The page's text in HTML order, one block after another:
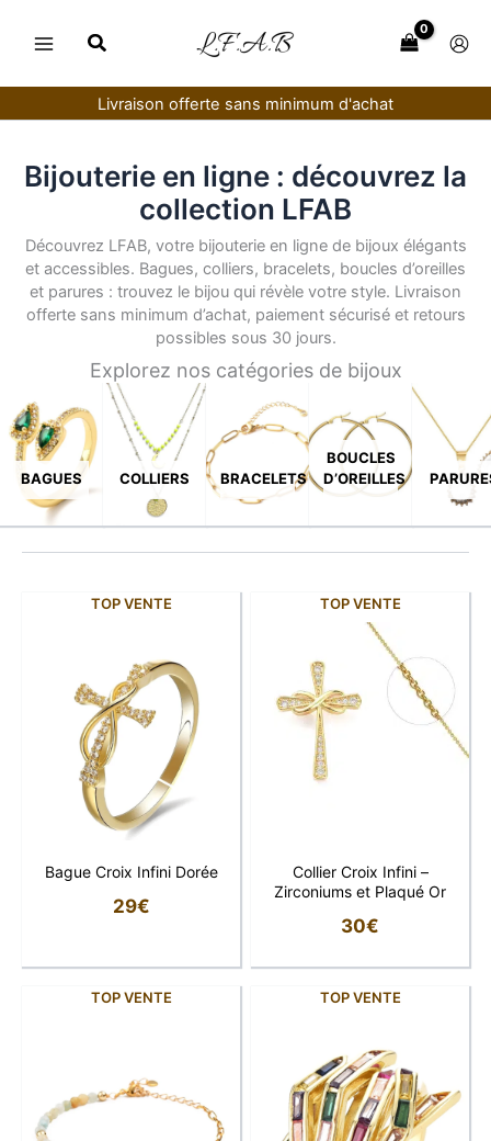
Livraison offerte sans minimum d'achat
Bijouterie en ligne : découvrez la
collection LFAB
Découvrez LFAB, votre bijouterie en ligne de bijoux élégants
et accessibles. Bagues, colliers, bracelets, boucles d’oreilles
et parures : trouvez le bijou qui révèle votre style. Livraison
offerte sans minimum d’achat, paiement sécurisé et retours
possibles sous 30 jours.
Explorez nos catégories de bijoux
BAGUES COLLIERS BRACELETS
BOUCLES
D’OREILLES
TOP VENTE
Bague Croix Infini Dorée
29€
TOP VENTE
Collier Croix Infini –
Zirconiums et Plaqué Or
30€
TOP VENTE TOP VENTE